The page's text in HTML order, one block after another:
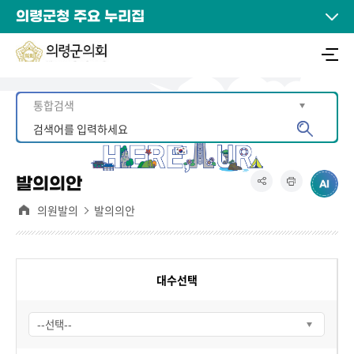
의령군청 주요 누리집
발의의안
의원발의 발의의안
대수선택